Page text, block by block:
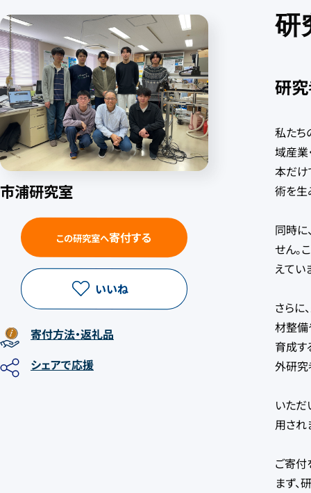
市浦研究室
この研究室へ寄付する
いいね
寄付方法・返礼品
シェアで応援
研
研
私たち
域産業
本だけ
術を生
同時に
せん。
えてい
さらに
材整備
育成す
外研究
いた
用され
ご寄付
まず